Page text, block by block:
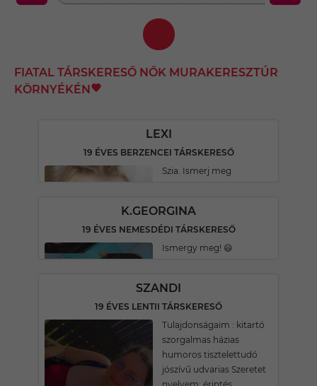
FIATAL TÁRSKERESŐ NŐK MURAKERESZTÚR
KÖRNYÉKÉN
LEXI
19 ÉVES BERZENCEI TÁRSKERESŐ
Szia. Ismerj meg
K.GEORGINA
19 ÉVES NEMESDÉDI TÁRSKERESŐ
Ismergy meg! 😃
SZANDI
19 ÉVES LENTII TÁRSKERESŐ
Tulajdonságaim : kitartó
szorgalmas házias
humoros tisztelettudó
jószívű udvarias Szeretet